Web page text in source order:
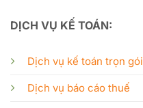
DỊCH VỤ KẾ TOÁN:
Dịch vụ kế toán trọn gói
Dịch vụ báo cáo thuế